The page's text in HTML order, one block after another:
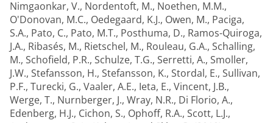
Nimgaonkar, V., Nordentoft, M., Noethen, M.M.,
O'Donovan, M.C., Oedegaard, K.J., Owen, M., Paciga,
S.A., Pato, C., Pato, M.T., Posthuma, D., Ramos-Quiroga,
J.A., Ribasés, M., Rietschel, M., Rouleau, G.A., Schalling,
M., Schofield, P.R., Schulze, T.G., Serretti, A., Smoller,
J.W., Stefansson, H., Stefansson, K., Stordal, E., Sullivan,
P.F., Turecki, G., Vaaler, A.E., Ieta, E., Vincent, J.B.,
Werge, T., Nurnberger, J., Wray, N.R., Di Florio, A.,
Edenberg, H.J., Cichon, S., Ophoff, R.A., Scott, L.J.,